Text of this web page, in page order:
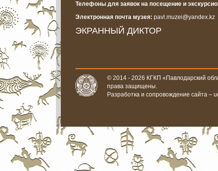
Телефоны для заявок на посещение и
Электронная почта музея: pavl.muzei@yandex.kz
ЭКРАННЫЙ ДИКТОР
© 2014 - 2026 КГКП «Павлодарский
права защищены.
Разработка и сопровождение сайта –